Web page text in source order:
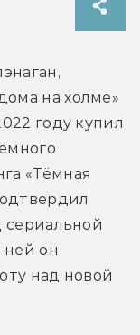
на холме»
году купил
«Тёмная
сериальной
он
над новой